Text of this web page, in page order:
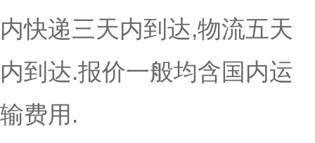
内快递三天内到达,物流五天
内到达.报价一般均含国内运
输费用.